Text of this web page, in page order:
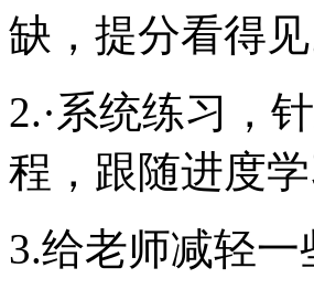
缺，提分看得见
2.·系统练习，
程，跟随进度
3.给老师减轻